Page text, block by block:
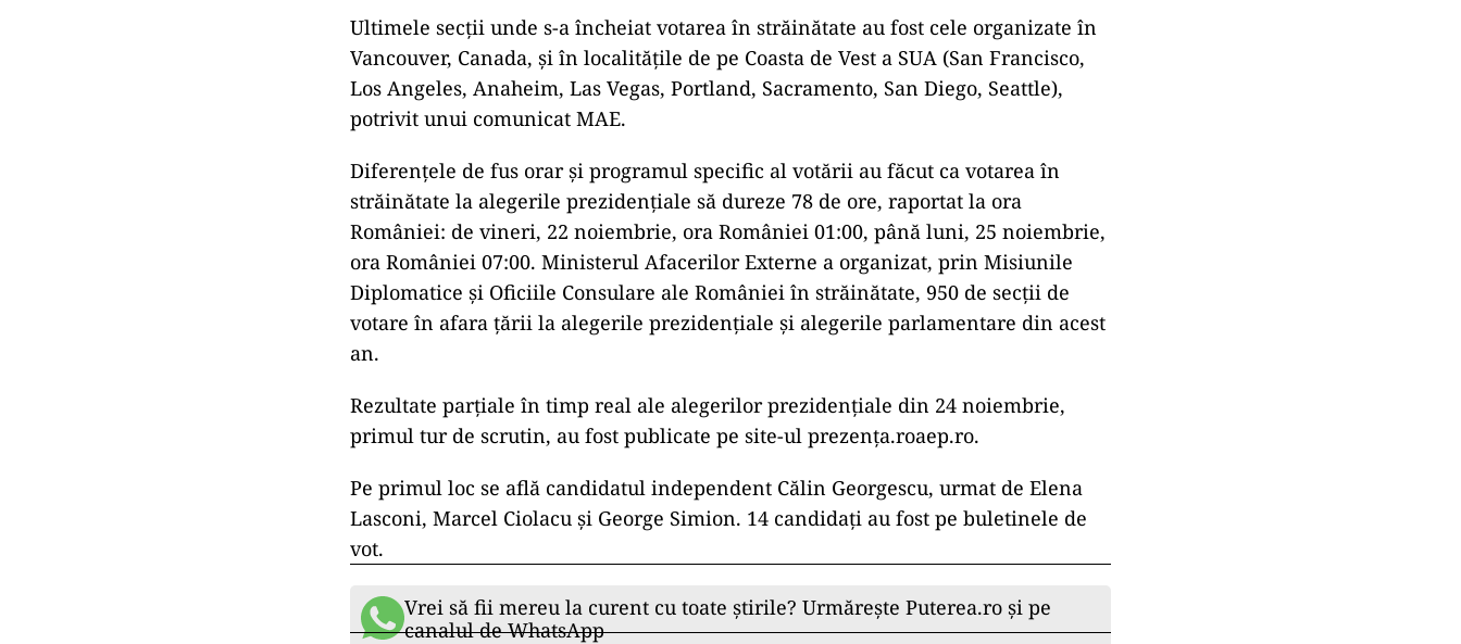
Ultimele secții unde s-a încheiat votarea în străinătate au fost cele organizate în
Vancouver, Canada, și în localitățile de pe Coasta de Vest a SUA (San Francisco,
Los Angeles, Anaheim, Las Vegas, Portland, Sacramento, San Diego, Seattle),
potrivit unui comunicat MAE.
Diferențele de fus orar și programul specific al votării au făcut ca votarea în
străinătate la alegerile prezidențiale să dureze 78 de ore, raportat la ora
României: de vineri, 22 noiembrie, ora României 01:00, până luni, 25 noiembrie,
ora României 07:00. Ministerul Afacerilor Externe a organizat, prin Misiunile
Diplomatice și Oficiile Consulare ale României în străinătate, 950 de secții de
votare în afara țării la alegerile prezidențiale și alegerile parlamentare din acest
an.
Rezultate parțiale în timp real ale alegerilor prezidențiale din 24 noiembrie,
primul tur de scrutin, au fost publicate pe site-ul prezența.roaep.ro.
Pe primul loc se află candidatul independent Călin Georgescu, urmat de Elena
Lasconi, Marcel Ciolacu și George Simion. 14 candidați au fost pe buletinele de
vot.
Vrei să fii mereu la curent cu toate știrile? Urmărește Puterea.ro și pe
canalul de WhatsApp